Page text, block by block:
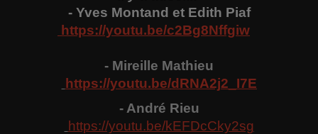
- Yves Montand et Edith Piaf
https://youtu.be/c2Bg8Nffgiw
- Mireille Mathieu
https://youtu.be/dRNA2j2_I7E
- André Rieu
https://youtu.be/kEFDcCky2sg